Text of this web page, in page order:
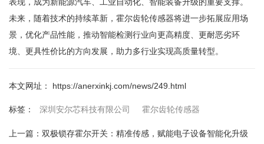
未来，随着技术的持续革新，霍尔齿轮传感器将进一步拓展应用场
景，优化产品性能，推动智能检测行业向更高精度、更耐恶劣环
境、更具性价比的方向发展，助力多行业实现高质量转型。
本文网址： https://anerxinkj.com/news/249.html
标签： 深圳安尔芯科技有限公司 霍尔齿轮传感器
上一篇： 双极锁存霍尔开关：精准传感，赋能电子设备智能化升级